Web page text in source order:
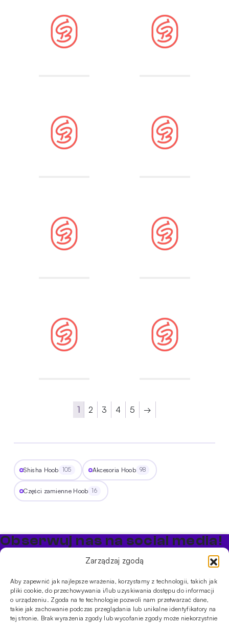
Zarządzaj zgodą
Aby zapewnić jak najlepsze wrażenia, korzystamy z technologii, takich jak
pliki cookie, do przechowywania i/lub uzyskiwania dostępu do informacji
o urządzeniu. Zgoda na te technologie pozwoli nam przetwarzać dane,
takie jak zachowanie podczas przeglądania lub unikalne identyfikatory na
tej stronie. Brak wyrażenia zgody lub wycofanie zgody może niekorzystnie
1 2 3 4 5 →
Shisha Hoob 105 Akcesoria Hoob 98
Części zamienne Hoob 16
Obserwuj nas na social media!
Bądź na bieżąco z promocjami i nowościami w sklepie
PRODUKTY
ShisheCybuchyTytonie Rozpalanie